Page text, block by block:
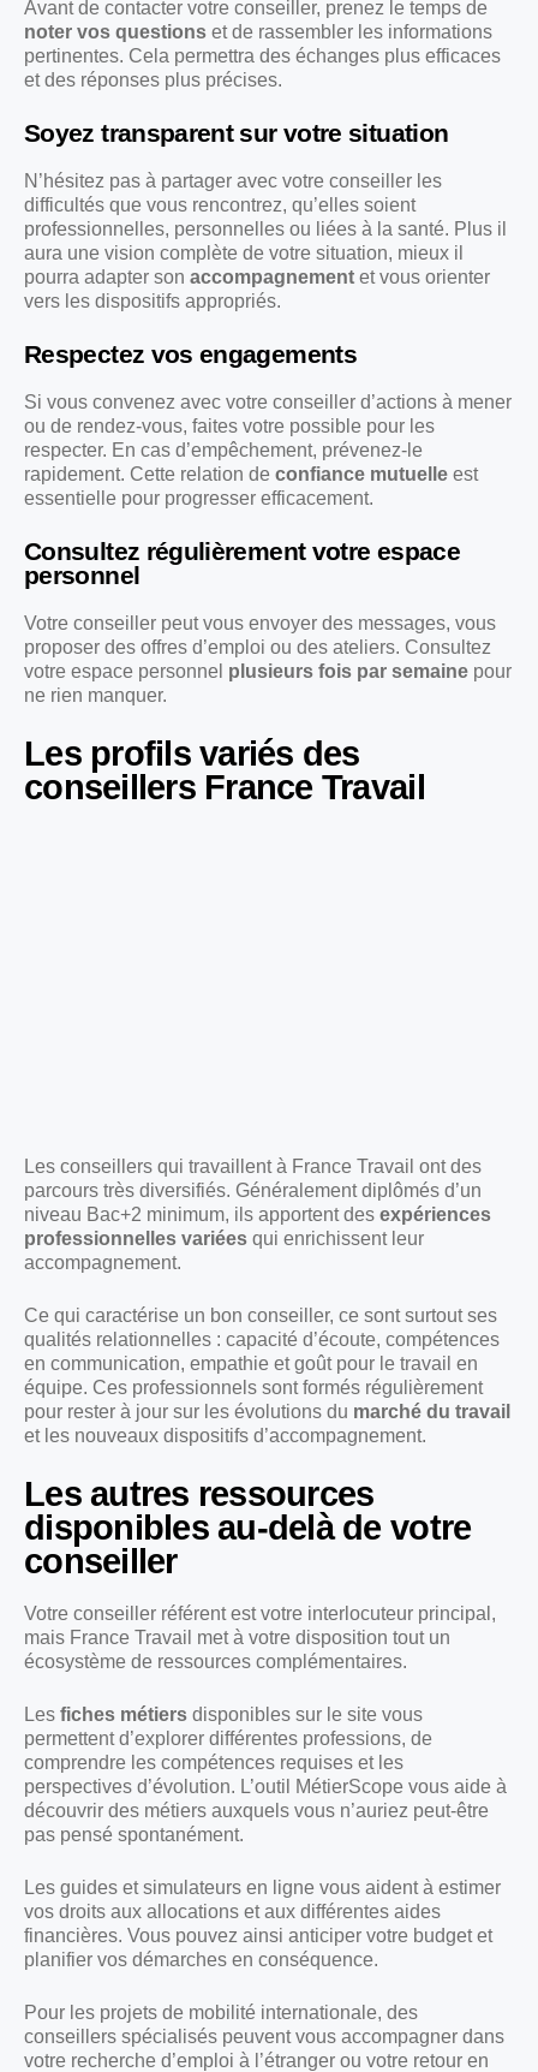
Avant de contacter votre conseiller, prenez le temps de
noter vos questions et de rassembler les informations
pertinentes. Cela permettra des échanges plus efficaces
et des réponses plus précises.
Soyez transparent sur votre situation
N’hésitez pas à partager avec votre conseiller les
difficultés que vous rencontrez, qu’elles soient
professionnelles, personnelles ou liées à la santé. Plus il
aura une vision complète de votre situation, mieux il
pourra adapter son accompagnement et vous orienter
vers les dispositifs appropriés.
Respectez vos engagements
Si vous convenez avec votre conseiller d’actions à mener
ou de rendez-vous, faites votre possible pour les
respecter. En cas d’empêchement, prévenez-le
rapidement. Cette relation de confiance mutuelle est
essentielle pour progresser efficacement.
Consultez régulièrement votre espace
personnel
Votre conseiller peut vous envoyer des messages, vous
proposer des offres d’emploi ou des ateliers. Consultez
votre espace personnel plusieurs fois par semaine pour
ne rien manquer.
Les profils variés des
conseillers France Travail
Les conseillers qui travaillent à France Travail ont des
parcours très diversifiés. Généralement diplômés d’un
niveau Bac+2 minimum, ils apportent des expériences
professionnelles variées qui enrichissent leur
accompagnement.
Ce qui caractérise un bon conseiller, ce sont surtout ses
qualités relationnelles : capacité d’écoute, compétences
en communication, empathie et goût pour le travail en
équipe. Ces professionnels sont formés régulièrement
pour rester à jour sur les évolutions du marché du travail
et les nouveaux dispositifs d’accompagnement.
Les autres ressources
disponibles au-delà de votre
conseiller
Votre conseiller référent est votre interlocuteur principal,
mais France Travail met à votre disposition tout un
écosystème de ressources complémentaires.
Les fiches métiers disponibles sur le site vous
permettent d’explorer différentes professions, de
comprendre les compétences requises et les
perspectives d’évolution. L’outil MétierScope vous aide à
découvrir des métiers auxquels vous n’auriez peut-être
pas pensé spontanément.
Les guides et simulateurs en ligne vous aident à estimer
vos droits aux allocations et aux différentes aides
financières. Vous pouvez ainsi anticiper votre budget et
planifier vos démarches en conséquence.
Pour les projets de mobilité internationale, des
conseillers spécialisés peuvent vous accompagner dans
votre recherche d’emploi à l’étranger ou votre retour en